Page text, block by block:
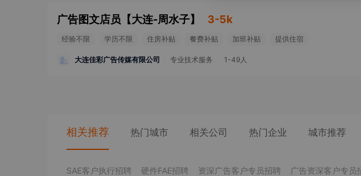
广告图文店员 【大连-周水子】 3-5k
经验不限 学历不限 住房补贴 餐费补贴 加班补贴 提供住宿
大连佳彩广告传媒有限公司 专业技术服务 1-49人
相关推荐 热门城市 相关公司 热门企业 城市推荐
SAE客户执行招聘 硬件FAE招聘 资深广告客户专员招聘 广告资深客户专员